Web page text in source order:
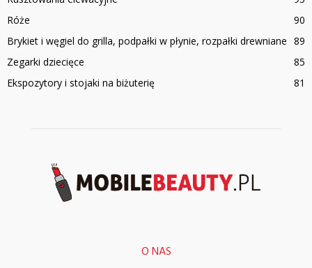
Róże
90
Brykiet i węgiel do grilla, podpałki w płynie, rozpałki drewniane 89
Zegarki dziecięce
85
Ekspozytory i stojaki na biżuterię
81
O NAS